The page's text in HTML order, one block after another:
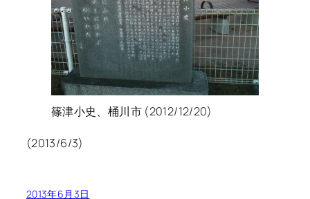
篠津小史、桶川市 (2012/12/20)
(2013/6/3)
2013年6月3日